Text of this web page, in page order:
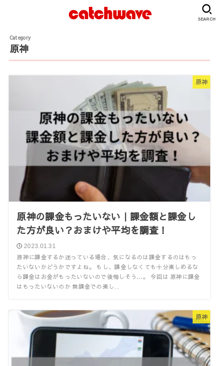
SEARCH
原神
原神
原神の課金もったいない｜課金額と課金し
た方が良い？おまけや平均を調査！
2023.01.31
原神に課金するか迷っている場合、気になるのは課金するのはもっ
たいないかどうかですよね。 もし、課金しなくても十分楽しめるな
ら課金はお金がもったいないので後悔しそう…。 今回は 原神に課金
はもったいないのか 無課金での楽し...
原神